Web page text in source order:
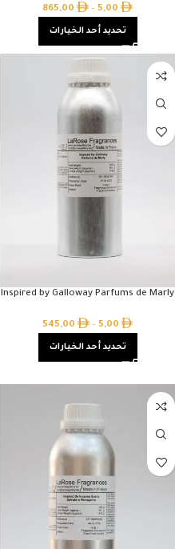
5,00
–
865,00
تحديد أحد الخيارات
Inspired by Galloway Parfums de Marly
5,00
–
545,00
تحديد أحد الخيارات